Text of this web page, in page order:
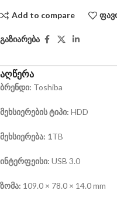
Add to compare
გაზიარება
აღწერა
ბრენდი: Toshiba
მეხსიერების ტიპი: HDD
მეხსიერება: 1TB
ინტერფეისი: USB 3.0
ზომა: 109.0 × 78.0 × 14.0 mm